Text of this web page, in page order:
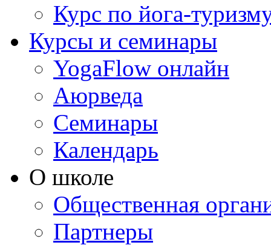
Курс по йога-
Курсы и семинары
YogaFlow онлайн
Аюрведа
Семинары
Календарь
О школе
Общественная
Партнеры